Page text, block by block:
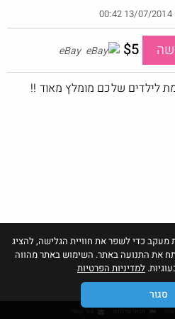
הגבלת 49$
@No_but_yeah_but_no_
30 · 83· 2097
מעקב כדי לשפר את חוויית הגלישה, להציג
את התנועה באתר. השימוש באתר מהווה
למדיניות הפרטיות
סגור
$5
eBay
לילדים שלכם מומלץ מאוד !!